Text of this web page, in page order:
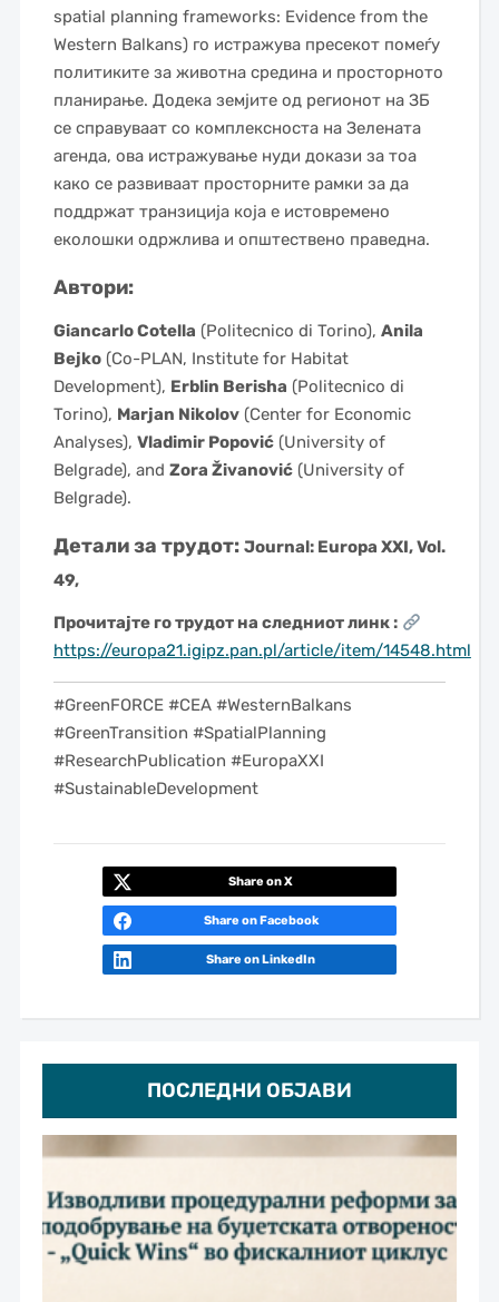
ПОСЛЕДНИ ОБЈАВИ
spatial planning frameworks: Evidence from the
Western Balkans) го истражува пресекот помеѓу
политиките за животна средина и просторното
планирање. Додека земјите од регионот на ЗБ
се справуваат со комплексноста на Зелената
агенда, ова истражување нуди докази за тоа
како се развиваат просторните рамки за да
поддржат транзиција која е истовремено
еколошки одржлива и општествено праведна.
Автори:
Giancarlo Cotella (Politecnico di Torino), Anila
Bejko(Co-PLAN, Institute for Habitat
Development), Erblin Berisha (Politecnico di
Torino), Marjan Nikolov(Center for Economic
Analyses), Vladimir Popović(University of
Belgrade), and Zora Živanović(University of
Belgrade).
Детали за трудот: Journal:Europa XXI, Vol.
49,
Прочитајте го трудот на следниот линк :
https://europa21.igipz.pan.pl/article/item/14548.html
#GreenFORCE #CEA #WesternBalkans
#GreenTransition #SpatialPlanning
#ResearchPublication #EuropaXXI
#SustainableDevelopment
Share on X
Share on Facebook
Share on LinkedIn